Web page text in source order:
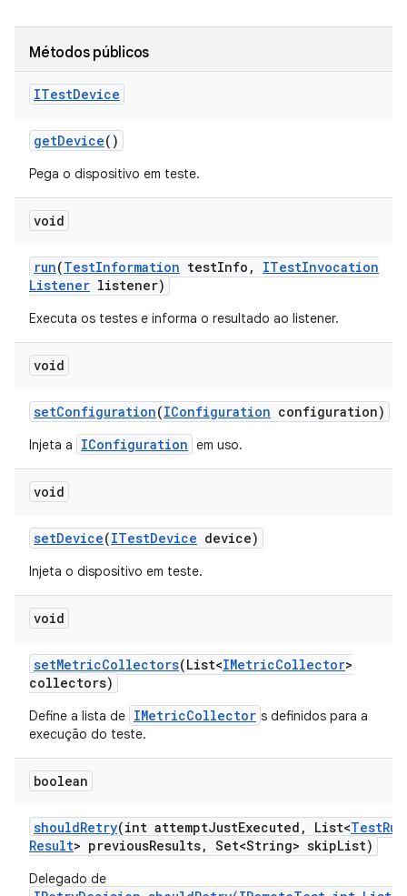
Métodos públicos
ITestDevice
getDevice()
Pega o dispositivo em teste.
void
run(TestInformation testInfo , ITestInvocation
Listener listener)
Executa os testes e informa o resultado ao listener.
void
setConfiguration(IConfiguration configuration)
Injeta a IConfiguration em uso.
void
setDevice(ITestDevice device)
Injeta o dispositivo em teste.
void
setMetricCollectors(List<IMetricCollector>
collectors)
Define a lista de IMetricCollector s definidos para a
execução do teste.
boolean
shouldRetry(int attemptJustExecuted , List<TestRun
Result> previousResults, Set<String> skipList)
Delegado de